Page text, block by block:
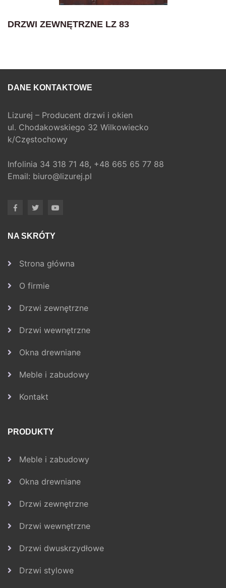
DRZWI ZEWNĘTRZNE LZ 83
DANE KONTAKTOWE
Lizurej – Producent drzwi i okien
ul. Chodakowskiego 32 Wilkowiecko
k/Częstochowy
Infolinia 34 318 71 48, +48 665 65 77 88
Email: biuro@lizurej.pl
NA SKRÓTY
Strona główna
O firmie
Drzwi zewnętrzne
Drzwi wewnętrzne
Okna drewniane
Meble i zabudowy
Kontakt
PRODUKTY
Meble i zabudowy
Okna drewniane
Drzwi zewnętrzne
Drzwi wewnętrzne
Drzwi dwuskrzydłowe
Drzwi stylowe